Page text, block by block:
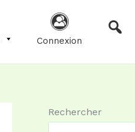
Connexion
Rechercher